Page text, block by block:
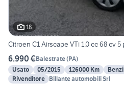
18
Citroen C1 Airscape VTi 1.0 cc 68 cv 5
6.990 €Balestrate(PA)
Usato
05/2015 126000 Km
Rivenditore Billante automobili Srl